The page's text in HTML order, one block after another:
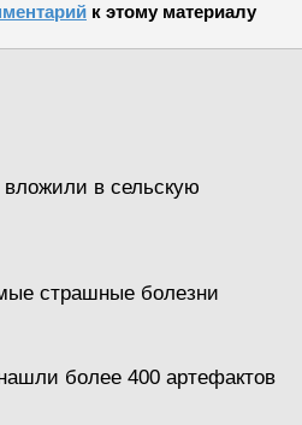
к этому материалу
в сельскую
страшные болезни
более 400 артефактов